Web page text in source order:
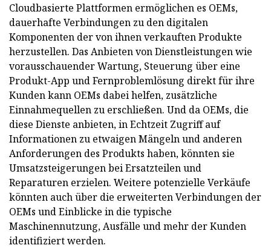
Cloudbasierte Plattformen ermöglichen es OEMs,
dauerhafte Verbindungen zu den digitalen
Komponenten der von ihnen verkauften Produkte
herzustellen. Das Anbieten von Dienstleistungen wie
vorausschauender Wartung, Steuerung über eine
Produkt-App und Fernproblemlösung direkt für ihre
Kunden kann OEMs dabei helfen, zusätzliche
Einnahmequellen zu erschließen. Und da OEMs, die
diese Dienste anbieten, in Echtzeit Zugriff auf
Informationen zu etwaigen Mängeln und anderen
Anforderungen des Produkts haben, könnten sie
Umsatzsteigerungen bei Ersatzteilen und
Reparaturen erzielen. Weitere potenzielle Verkäufe
könnten auch über die erweiterten Verbindungen der
OEMs und Einblicke in die typische
Maschinennutzung, Ausfälle und mehr der Kunden
identifiziert werden.